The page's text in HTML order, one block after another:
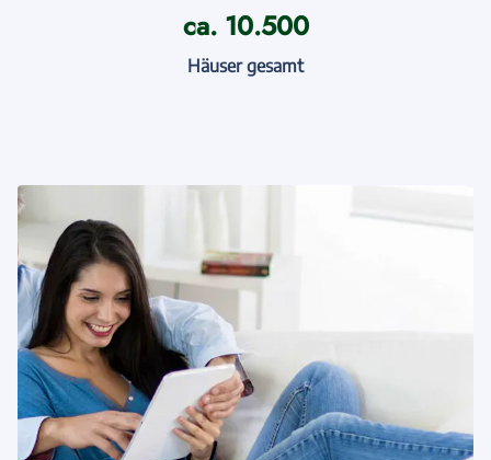
ca. 10.500
Häuser gesamt